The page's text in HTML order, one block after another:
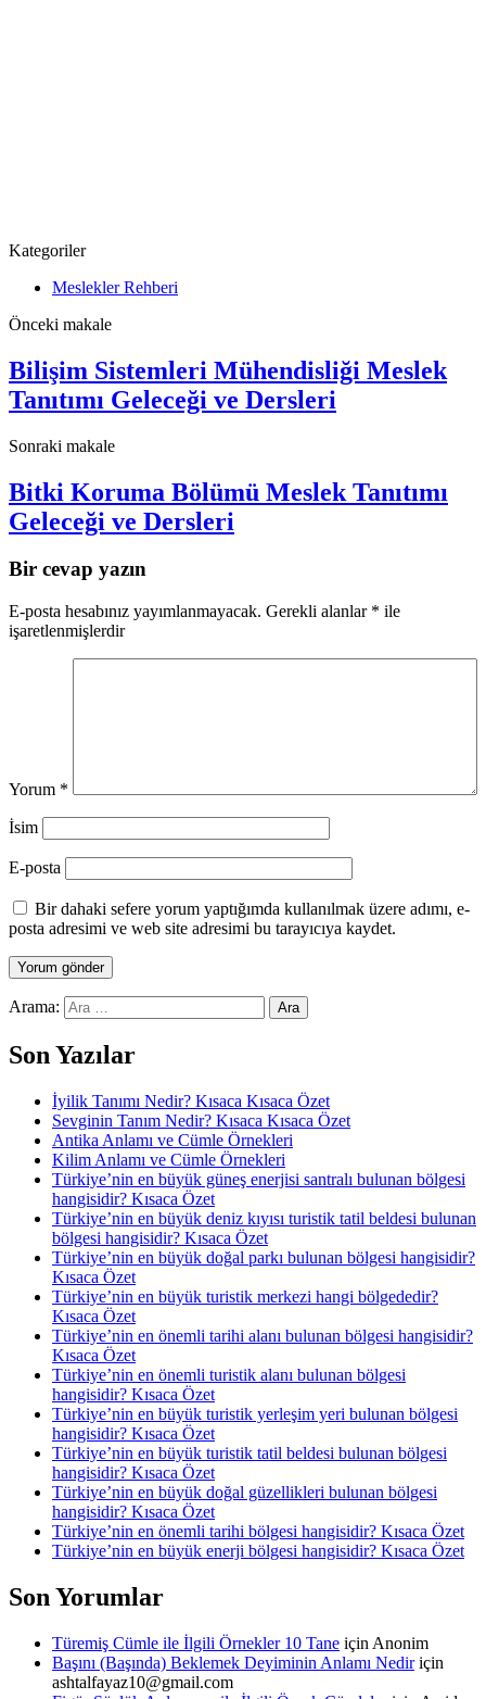
Kategoriler
Meslekler Rehberi
Önceki makale
Bilişim Sistemleri Mühendisliği Meslek
Tanıtımı Geleceği ve Dersleri
Sonraki makale
Bitki Koruma Bölümü Meslek Tanıtımı
Geleceği ve Dersleri
Bir cevap yazın
E-posta hesabınız yayımlanmayacak. Gerekli alanlar * ile
işaretlenmişlerdir
Yorum *
İsim
E-posta
Bir dahaki sefere yorum yaptığımda kullanılmak üzere adımı, e-
posta adresimi ve web site adresimi bu tarayıcıya kaydet.
Arama:
Son Yazılar
İyilik Tanımı Nedir? Kısaca Kısaca Özet
Sevginin Tanım Nedir? Kısaca Kısaca Özet
Antika Anlamı ve Cümle Örnekleri
Kilim Anlamı ve Cümle Örnekleri
Türkiye’nin en büyük güneş enerjisi santralı bulunan bölgesi
hangisidir? Kısaca Özet
Türkiye’nin en büyük deniz kıyısı turistik tatil beldesi bulunan
bölgesi hangisidir? Kısaca Özet
Türkiye’nin en büyük doğal parkı bulunan bölgesi hangisidir?
Kısaca Özet
Türkiye’nin en büyük turistik merkezi hangi bölgededir?
Kısaca Özet
Türkiye’nin en önemli tarihi alanı bulunan bölgesi hangisidir?
Kısaca Özet
Türkiye’nin en önemli turistik alanı bulunan bölgesi
hangisidir? Kısaca Özet
Türkiye’nin en büyük turistik yerleşim yeri bulunan bölgesi
hangisidir? Kısaca Özet
Türkiye’nin en büyük turistik tatil beldesi bulunan bölgesi
hangisidir? Kısaca Özet
Türkiye’nin en büyük doğal güzellikleri bulunan bölgesi
hangisidir? Kısaca Özet
Türkiye’nin en önemli tarihi bölgesi hangisidir? Kısaca Özet
Türkiye’nin en büyük enerji bölgesi hangisidir? Kısaca Özet
Son Yorumlar
Türemiş Cümle ile İlgili Örnekler 10 Tane için Anonim
Başını (Başında) Beklemek Deyiminin Anlamı Nediriçin
ashtalfayaz10@gmail.com